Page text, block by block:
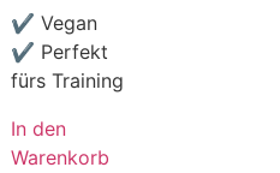
✔ Vegan
✔ Perfekt
fürs Training
In den
Warenkorb